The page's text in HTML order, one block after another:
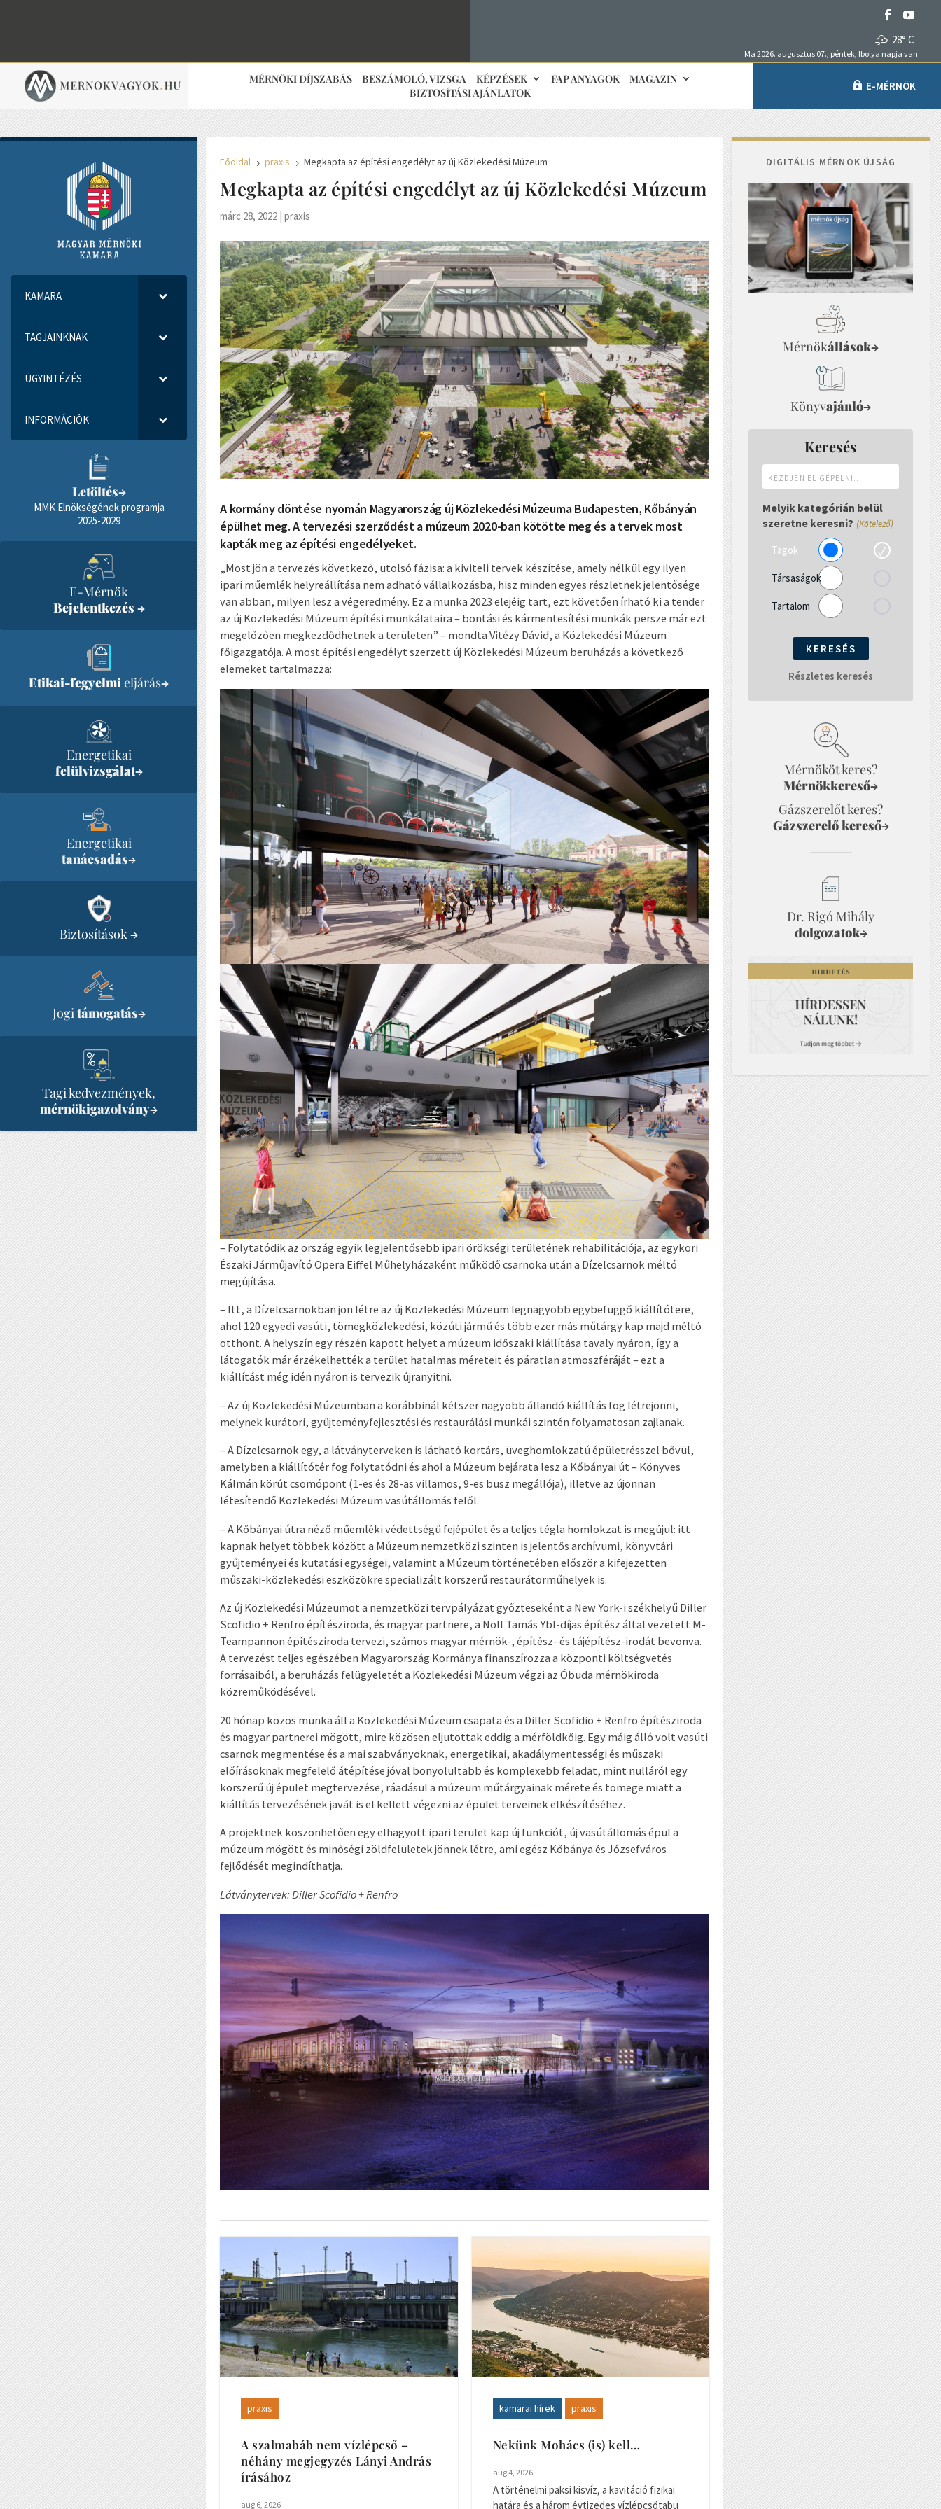
28° C
Ma 2026. augusztus 07., péntek, Ibolya napja van.
MÉRNÖKI DÍJSZABÁS BESZÁMOLÓ, VIZSGA KÉPZÉSEK FAP ANYAGOK
MAGAZIN
BIZTOSÍTÁSI AJÁNLATOK
E-MÉRNÖK
KAMARA
TAGJAINKNAK
ÜGYINTÉZÉS
INFORMÁCIÓK
Letöltés→
MMK Elnökségének programja
2025-2029
E-Mérnök
Bejelentkezés →
Etikai-fegyelmieljárás→
Energetikai
felülvizsgálat→
Energetikai
tanácsadás→
Biztosítások→
Jogitámogatás→
Tagi kedvezmények,
mérnökigazolvány→
Főoldal 5 praxis 5 Megkapta az építési engedélyt az új Közlekedési Múzeum
Megkapta az építési engedélyt az új Közlekedési Múzeum
márc 28, 2022 |praxis
A kormány döntése nyomán Magyarország új Közlekedési Múzeuma Budapesten, Kőbányán
épülhet meg. A tervezési szerződést a múzeum 2020-ban kötötte meg és a tervek most
kapták meg az építési engedélyeket.
„Most jön a tervezés következő, utolsó fázisa: a kiviteli tervek készítése, amely nélkül egy ilyen
ipari műemlék helyreállítása nem adható vállalkozásba, hisz minden egyes részletnek jelentősége
van abban, milyen lesz a végeredmény. Ez a munka 2023 elejéig tart, ezt követően írható ki a tender
az új Közlekedési Múzeum építési munkálataira – bontási és kármentesítési munkák persze már ezt
megelőzően megkezdődhetnek a területen” – mondta Vitézy Dávid, a Közlekedési Múzeum
főigazgatója. A most építési engedélyt szerzett új Közlekedési Múzeum beruházás a következő
elemeket tartalmazza:
– Folytatódik az ország egyik legjelentősebb ipari örökségi területének rehabilitációja, az egykori
Északi Járműjavító Opera Eiffel Műhelyházaként működő csarnoka után a Dízelcsarnok méltó
megújítása.
– Itt, a Dízelcsarnokban jön létre az új Közlekedési Múzeum legnagyobb egybefüggő kiállítótere,
ahol 120 egyedi vasúti, tömegközlekedési, közúti jármű és több ezer más műtárgy kap majd méltó
otthont. A helyszín egy részén kapott helyet a múzeum időszaki kiállítása tavaly nyáron, így a
látogatók már érzékelhették a terület hatalmas méreteit és páratlan atmoszféráját – ezt a
kiállítást még idén nyáron is tervezik újranyitni.
– Az új Közlekedési Múzeumban a korábbinál kétszer nagyobb állandó kiállítás fog létrejönni,
melynek kurátori, gyűjteményfejlesztési és restaurálási munkái szintén folyamatosan zajlanak.
– A Dízelcsarnok egy, a látványterveken is látható kortárs, üveghomlokzatú épületrésszel bővül,
amelyben a kiállítótér fog folytatódni és ahol a Múzeum bejárata lesz a Kőbányai út – Könyves
Kálmán körút csomópont (1-es és 28-as villamos, 9-es busz megállója), illetve az újonnan
létesítendő Közlekedési Múzeum vasútállomás felől.
– A Kőbányai útra néző műemléki védettségű fejépület és a teljes tégla homlokzat is megújul: itt
kapnak helyet többek között a Múzeum nemzetközi szinten is jelentős archívumi, könyvtári
gyűjteményei és kutatási egységei, valamint a Múzeum történetében először a kifejezetten
műszaki-közlekedési eszközökre specializált korszerű restaurátorműhelyek is.
Az új Közlekedési Múzeumot a nemzetközi tervpályázat győzteseként a New York-i székhelyű Diller
Scofidio + Renfro építésziroda, és magyar partnere, a Noll Tamás Ybl-díjas építész által vezetett M-
Teampannon építésziroda tervezi, számos magyar mérnök-, építész- és tájépítész-irodát bevonva.
A tervezést teljes egészében Magyarország Kormánya finanszírozza a központi költségvetés
forrásaiból, a beruházás felügyeletét a Közlekedési Múzeum végzi az Óbuda mérnökiroda
közreműködésével.
20 hónap közös munka áll a Közlekedési Múzeum csapata és a Diller Scofidio + Renfro építésziroda
és magyar partnerei mögött, mire közösen eljutottak eddig a mérföldkőig. Egy máig álló volt vasúti
csarnok megmentése és a mai szabványoknak, energetikai, akadálymentességi és műszaki
előírásoknak megfelelő átépítése jóval bonyolultabb és komplexebb feladat, mint nulláról egy
korszerű új épület megtervezése, ráadásul a múzeum műtárgyainak mérete és tömege miatt a
kiállítás tervezésének javát is el kellett végezni az épület terveinek elkészítéséhez.
A projektnek köszönhetően egy elhagyott ipari terület kap új funkciót, új vasútállomás épül a
múzeum mögött és minőségi zöldfelületek jönnek létre, ami egész Kőbánya és Józsefváros
fejlődését megindíthatja.
Látványtervek: Diller Scofidio + Renfro
praxis
A szalmabáb nem vízlépcső –
néhány megjegyzés Lányi András
írásához
aug 6, 2026
kamarai hírek praxis
Nekünk Mohács (is) kell…
aug 4, 2026
A történelmi paksi kisvíz, a kavitáció fizikai
határa és a három évtizedes vízlépcsőtabu
DIGITÁLIS MÉRNÖK ÚJSÁG
Mérnökállások→
Könyvajánló→
Keresés
el
gépelni...
Melyik kategórián belül
szeretne keresni? (Kötelező)
Tagok
Társaságok
Tartalom
Részletes keresés
Mérnököt keres?
Mérnökkereső→
Gázszerelőt keres?
Gázszerelő kereső→
Dr. Rigó Mihály
dolgozatok→